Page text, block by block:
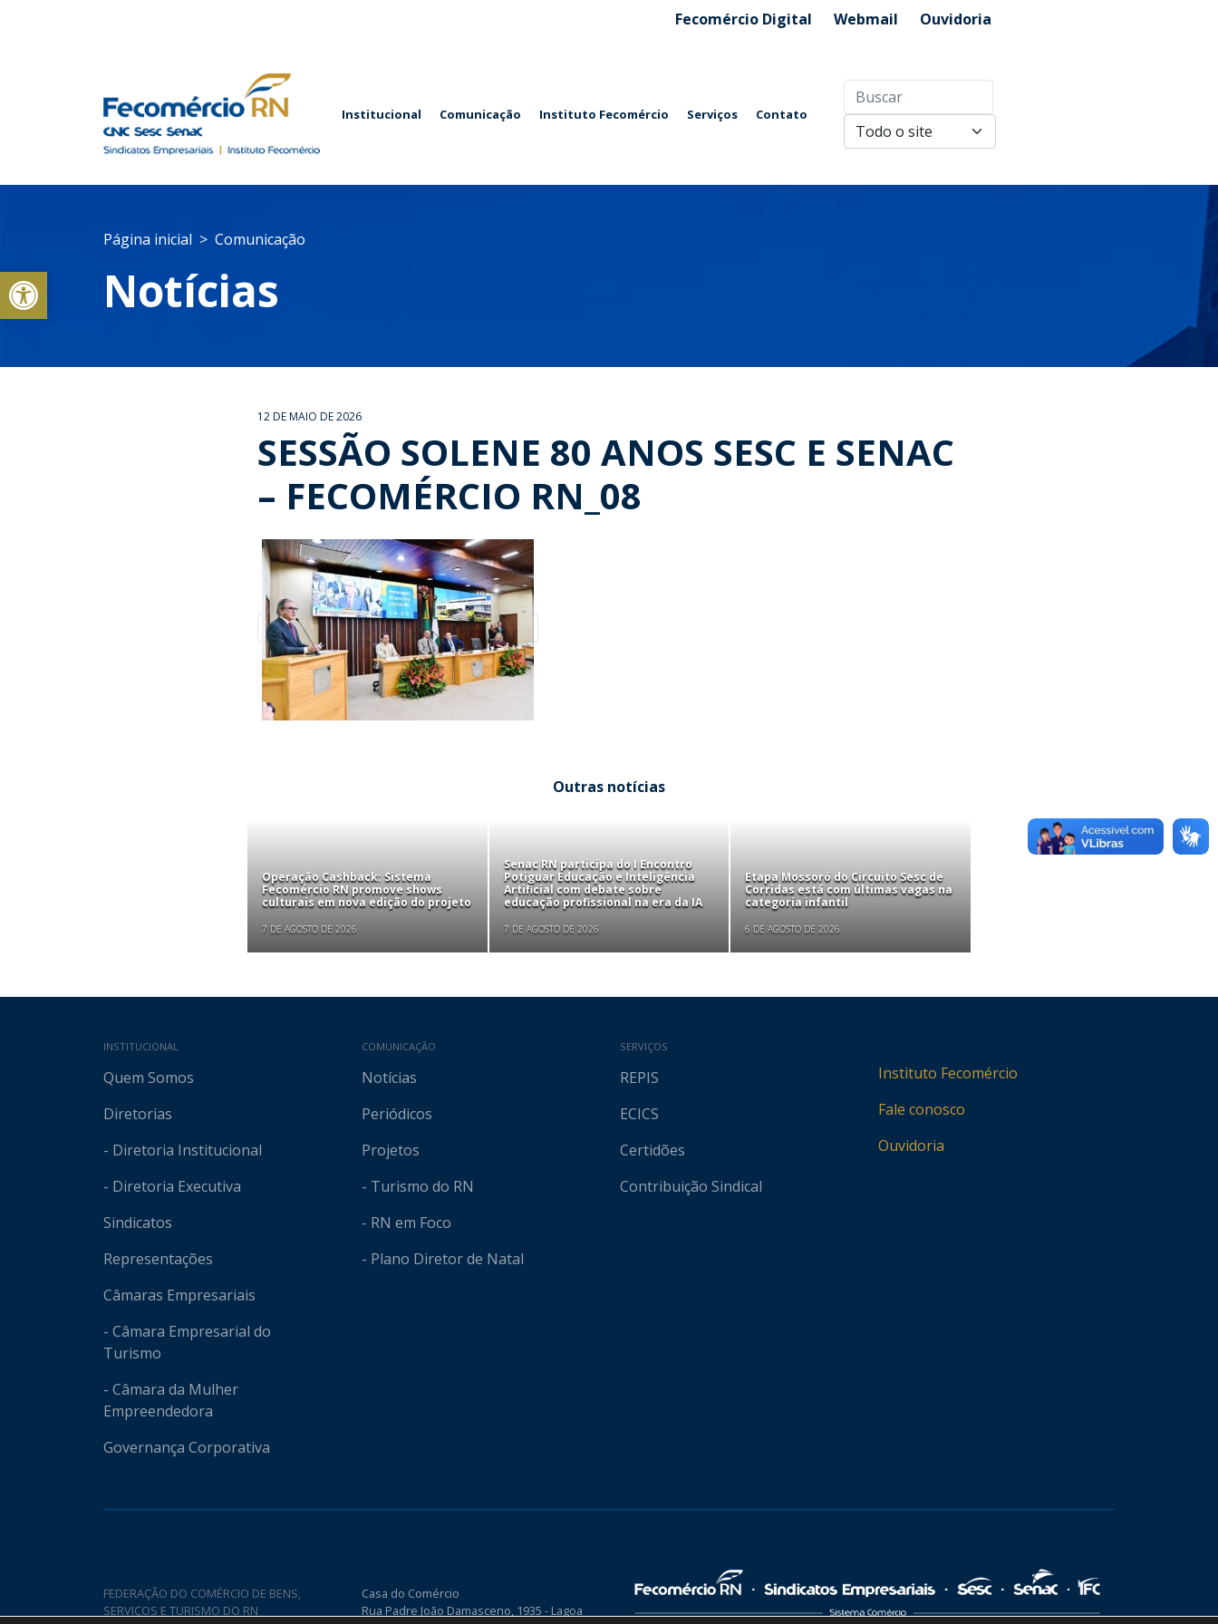
Abrir a barra de ferramentas
Fecomércio Digital Webmail Ouvidoria
Institucional Comunicação Instituto Fecomércio Serviços Contato
Página inicial Comunicação
Notícias
12 DE MAIO DE 2026
SESSÃO SOLENE 80 ANOS SESC E SENAC
– FECOMÉRCIO RN_08
Outras notícias
Operação Cashback: Sistema
Fecomércio RN promove shows
culturais em nova edição do projeto
7 DE AGOSTO DE 2026
Senac RN participa do I Encontro
Potiguar Educação e Inteligência
Artificial com debate sobre
educação profissional na era da IA
7 DE AGOSTO DE 2026
Etapa Mossoró do Circuito Sesc de
Corridas está com últimas vagas na
categoria infantil
6 DE AGOSTO DE 2026
Mapa do site
INSTITUCIONAL
Quem Somos
Diretorias
- Diretoria Institucional
- Diretoria Executiva
Sindicatos
Representações
Câmaras Empresariais
- Câmara Empresarial do
Turismo
- Câmara da Mulher
Empreendedora
Governança Corporativa
COMUNICAÇÃO
Notícias
Periódicos
Projetos
- Turismo do RN
- RN em Foco
- Plano Diretor de Natal
SERVIÇOS
REPIS
ECICS
Certidões
Contribuição Sindical
Instituto Fecomércio
Fale conosco
Ouvidoria
FEDERAÇÃO DO COMÉRCIO DE BENS,
SERVIÇOS E TURISMO DO RN
Casa do Comércio
Rua Padre João Damasceno, 1935 - Lagoa